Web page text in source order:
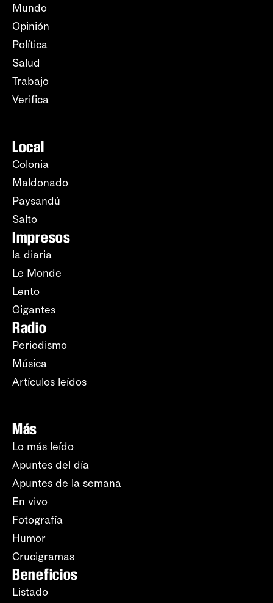
Mundo
Opinión
Política
Salud
Trabajo
Verifica
Local
Colonia
Maldonado
Paysandú
Salto
Impresos
la diaria
Le Monde
Lento
Gigantes
Radio
Periodismo
Música
Artículos leídos
Más
Lo más leído
Apuntes del día
Apuntes de la semana
En vivo
Fotografía
Humor
Crucigramas
Beneficios
Listado